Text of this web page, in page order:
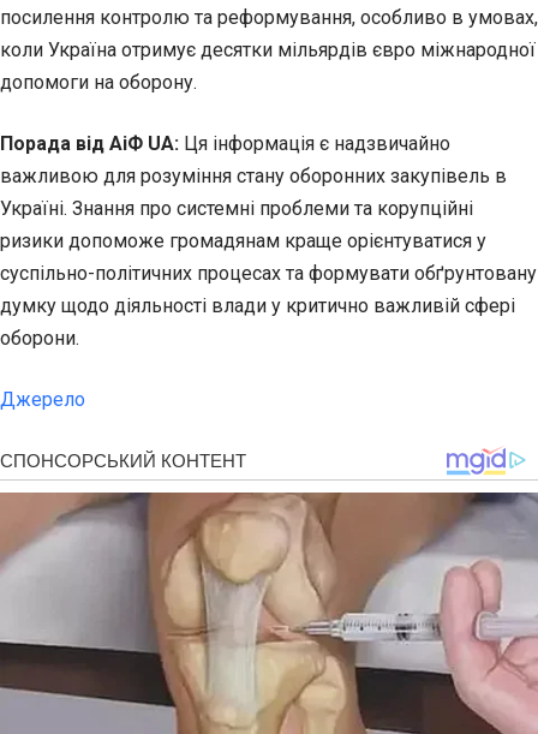
посилення контролю та реформування, особливо в умовах,
коли Україна отримує десятки мільярдів євро міжнародної
допомоги на оборону.
Порада від АіФ UA: Ця інформація є надзвичайно
важливою для розуміння стану оборонних закупівель в
Україні. Знання про системні проблеми та корупційні
ризики допоможе громадянам краще орієнтуватися у
суспільно-політичних процесах та формувати обґрунтовану
думку щодо діяльності влади у критично важливій сфері
оборони.
Джерело